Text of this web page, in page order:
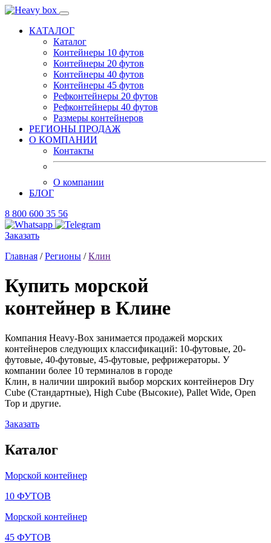
КАТАЛОГ
Каталог
Контейнеры 10 футов
Контейнеры 20 футов
Контейнеры 40 футов
Контейнеры 45 футов
Рефконтейнеры 20 футов
Рефконтейнеры 40 футов
Размеры контейнеров
РЕГИОНЫ ПРОДАЖ
О КОМПАНИИ
Контакты
О компании
БЛОГ
8 800 600 35 56
Заказать
Главная /Регионы /Клин
Купить морской
контейнер в Клине
Компания Heavy-Box занимается продажей морских
контейнеров следующих классификаций: 10-футовые, 20-
футовые, 40-футовые, 45-футовые, рефрижераторы. У
компании более 10 терминалов в городе
Клин, в наличии широкий выбор морских контейнеров Dry
Cube (Стандартные), High Cube (Высокие), Pallet Wide, Open
Top и другие.
Заказать
Каталог
Морской контейнер
10 ФУТОВ
Морской контейнер
45 ФУТОВ